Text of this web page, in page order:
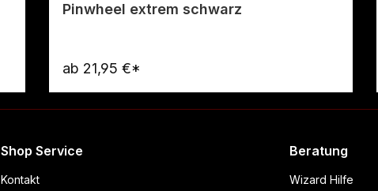
Pinwheel extrem schwarz
ab 21,95 €*
Shop Service
Kontakt
Beratung
Wizard Hilfe